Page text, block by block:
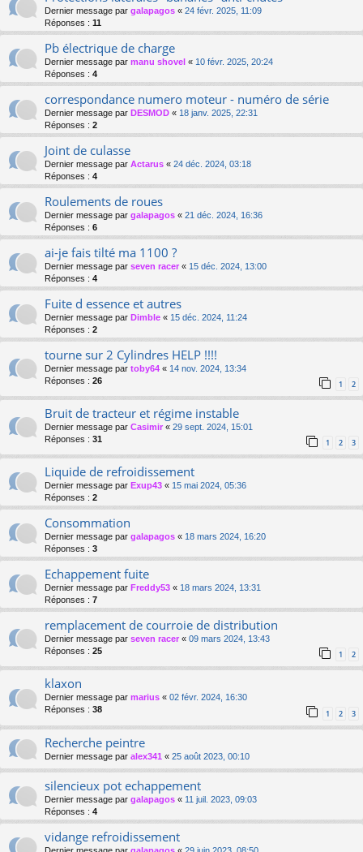
Dernier message par galapagos « 24 févr. 2025, 11:09
Réponses : 11
Pb électrique de charge
Dernier message par manu shovel « 10 févr. 2025, 20:24
Réponses : 4
correspondance numero moteur - numéro de série
Dernier message par DESMOD « 18 janv. 2025, 22:31
Réponses : 2
Joint de culasse
Dernier message par Actarus « 24 déc. 2024, 03:18
Réponses : 4
Roulements de roues
Dernier message par galapagos « 21 déc. 2024, 16:36
Réponses : 6
ai-je fais tilté ma 1100 ?
Dernier message par seven racer « 15 déc. 2024, 13:00
Réponses : 4
Fuite d essence et autres
Dernier message par Dimble « 15 déc. 2024, 11:24
Réponses : 2
tourne sur 2 Cylindres HELP !!!!
Dernier message par toby64 « 14 nov. 2024, 13:34
Réponses : 26 1 2
Bruit de tracteur et régime instable
Dernier message par Casimir « 29 sept. 2024, 15:01
Réponses : 31 1 2 3
Liquide de refroidissement
Dernier message par Exup43 « 15 mai 2024, 05:36
Réponses : 2
Consommation
Dernier message par galapagos « 18 mars 2024, 16:20
Réponses : 3
Echappement fuite
Dernier message par Freddy53 « 18 mars 2024, 13:31
Réponses : 7
remplacement de courroie de distribution
Dernier message par seven racer « 09 mars 2024, 13:43
Réponses : 25 1 2
klaxon
Dernier message par marius « 02 févr. 2024, 16:30
Réponses : 38 1 2 3
Recherche peintre
Dernier message par alex341 « 25 août 2023, 00:10
silencieux pot echappement
Dernier message par galapagos « 11 juil. 2023, 09:03
Réponses : 4
vidange refroidissement
Dernier message par galapagos « 29 juin 2023, 08:50